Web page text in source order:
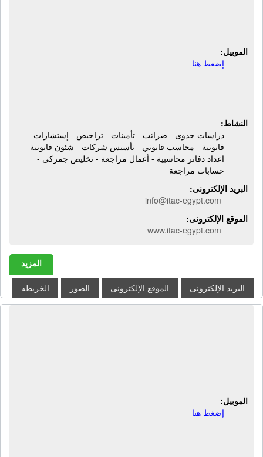
الموبيل:
إضغط هنا
النشاط:
دراسات جدوى - ضرائب - تأمينات - تراخيص - إستشارات
قانونية - محاسب قانوني - تأسيس شركات - شئون قانونية -
اعداد دفاتر محاسبية - أعمال مراجعة - تخليص جمركى -
حسابات مراجعة
البريد الإلكترونى:
info@itac-egypt.com
الموقع الإلكترونى:
www.itac-egypt.com
المزيد
البريد الإلكترونى الموقع الإلكترونى الصور الخريطه
الموبيل:
إضغط هنا